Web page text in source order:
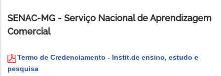
SENAC-MG - Serviço Nacional de Aprendizagem
Comercial
Termo de Credenciamento - Instit.de ensino, estudo e
pesquisa